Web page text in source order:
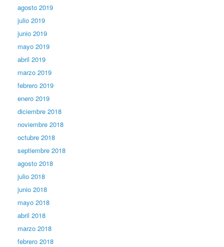
agosto 2019
julio 2019
junio 2019
mayo 2019
abril 2019
marzo 2019
febrero 2019
enero 2019
diciembre 2018
noviembre 2018
octubre 2018
septiembre 2018
agosto 2018
julio 2018
junio 2018
mayo 2018
abril 2018
marzo 2018
febrero 2018